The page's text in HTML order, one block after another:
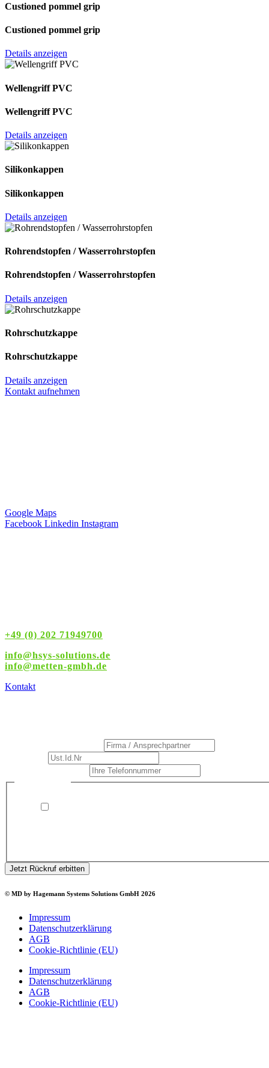
Custioned pommel grip
Custioned pommel grip
Details anzeigen
Wellengriff PVC
Wellengriff PVC
Details anzeigen
Silikonkappen
Silikonkappen
Details anzeigen
Rohrendstopfen / Wasserrohrstopfen
Rohrendstopfen / Wasserrohrstopfen
Details anzeigen
Rohrschutzkappe
Rohrschutzkappe
Details anzeigen
Kontakt aufnehmen
Google Maps
Facebook Linkedin Instagram
+49 (0) 202 71949700
info@hsys-solutions.de
info@metten-gmbh.de
Kontakt
/
Jetzt Rückruf erbitten
© MD by Hagemann Systems Solutions GmbH 2026
Impressum
Datenschutzerklärung
AGB
Cookie-Richtlinie (EU)
Impressum
Datenschutzerklärung
AGB
Cookie-Richtlinie (EU)